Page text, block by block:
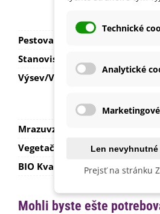
Pestovanie
Stanovisko
Výsev/výsadba
Mrazuvzdornosť
Vegetačné Obdobie
BIO Kvalita
Nie
Mohli byste ešte
Technické
Analytické
Len nevyhnutné
Prejsť na stránku